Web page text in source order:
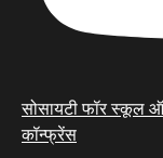
सोसायटी फॉर स्कूल
कॉन्फ्रेंस